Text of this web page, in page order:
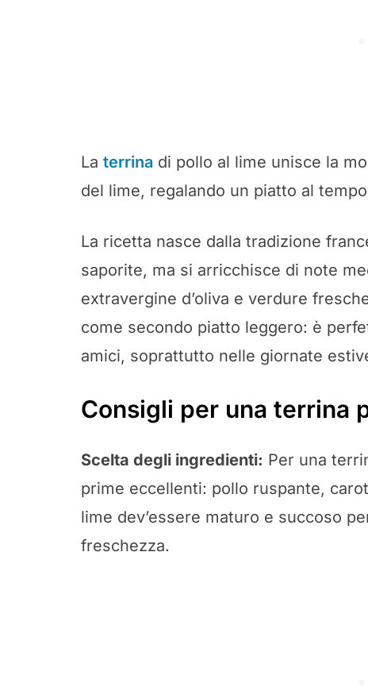
La terrina di pollo al lime unisce la
del lime, regalando un piatto al
La ricetta nasce dalla tradizione
saporite, ma si arricchisce di note
extravergine d’oliva e verdure
come secondo piatto leggero: è
amici, soprattutto nelle giornate
Consigli per una terrina
Scelta degli ingredienti: Per una
prime eccellenti: pollo ruspante,
lime dev’essere maturo e succoso
freschezza.